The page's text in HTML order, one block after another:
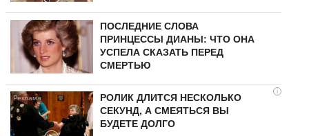
ПОСЛЕДНИЕ СЛОВА
ПРИНЦЕССЫ ДИАНЫ: ЧТО ОНА
УСПЕЛА СКАЗАТЬ ПЕРЕД
СМЕРТЬЮ
i
РОЛИК ДЛИТСЯ НЕСКОЛЬКО
СЕКУНД, А СМЕЯТЬСЯ ВЫ
БУДЕТЕ ДОЛГО